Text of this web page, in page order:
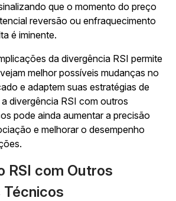
que o momento do preço
reversão ou enfraquecimento
é iminente.
da divergência RSI permite
melhor possíveis mudanças no
e adaptem suas estratégias de
divergência RSI com outros
pode ainda aumentar a precisão
e melhorar o desempenho
RSI com Outros
Técnicos